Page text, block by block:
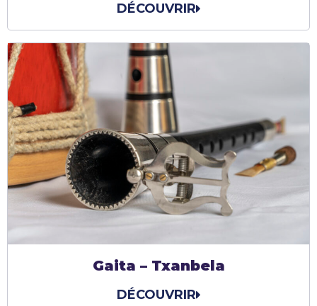
DÉCOUVRIR
Gaita – Txanbela
DÉCOUVRIR